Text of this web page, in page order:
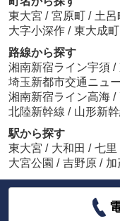
東大宮 / 宮原町 / 土呂
大字小深作 / 東大成町
路線から探す
湘南新宿ライン宇須 /
埼玉新都市交通ニュ
湘南新宿ライン高海 /
北陸新幹線 / 山形新
駅から探す
東大宮 / 大和田 / 七里
大宮公園 / 吉野原 / 加